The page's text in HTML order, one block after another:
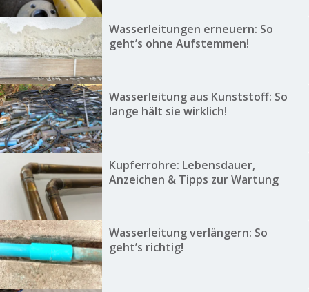
Wasserleitungen erneuern: So
geht’s ohne Aufstemmen!
Wasserleitung aus Kunststoff: So
lange hält sie wirklich!
Kupferrohre: Lebensdauer,
Anzeichen & Tipps zur Wartung
Wasserleitung verlängern: So
geht’s richtig!